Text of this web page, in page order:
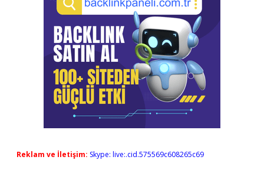
Reklam ve İletişim: Skype: live:.cid.575569c608265c69